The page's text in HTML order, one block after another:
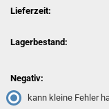
Lieferzeit:
Lagerbestand:
Negativ:
kann kleine Fehler